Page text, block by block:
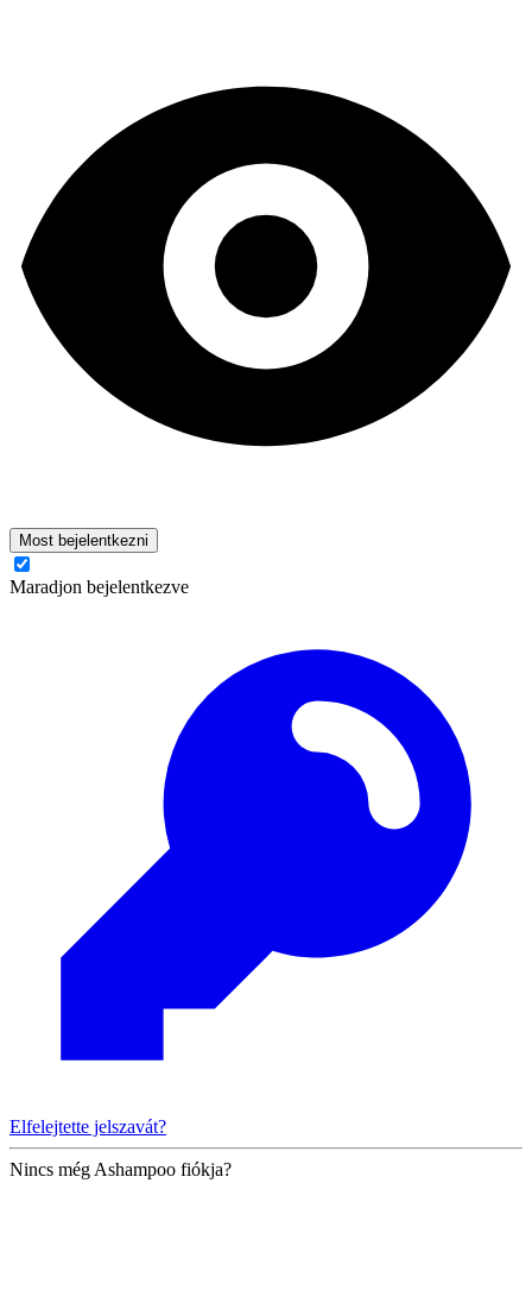
Most bejelentkezni
Maradjon bejelentkezve
Elfelejtette jelszavát?
Nincs még Ashampoo fiókja?